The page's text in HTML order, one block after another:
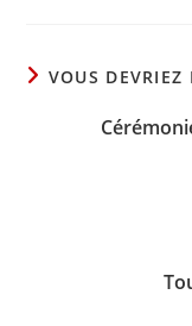
VOUS DEVRIEZ